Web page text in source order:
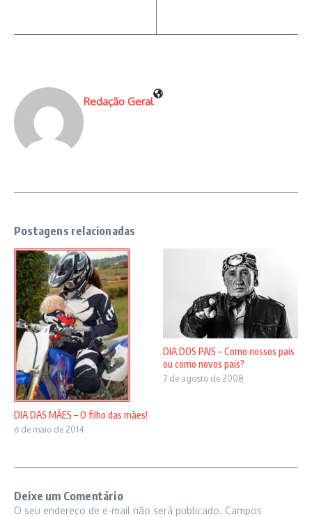
Redação Geral
Postagens relacionadas
DIA DAS MÃES – O filho das mães!
6 de maio de 2014
DIA DOS PAIS – Como nossos pais
ou como novos pais?
7 de agosto de 2008
Deixe um Comentário
O seu endereço de e-mail não será publicado. Campos